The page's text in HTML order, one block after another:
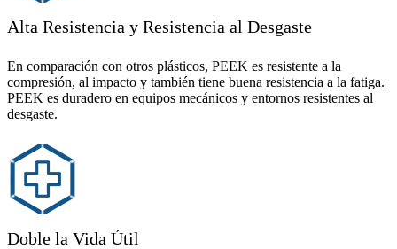
Alta Resistencia y Resistencia al Desgaste
En comparación con otros plásticos, PEEK es resistente a la
compresión, al impacto y también tiene buena resistencia a la fatiga.
PEEK es duradero en equipos mecánicos y entornos resistentes al
desgaste.
Doble la Vida Útil